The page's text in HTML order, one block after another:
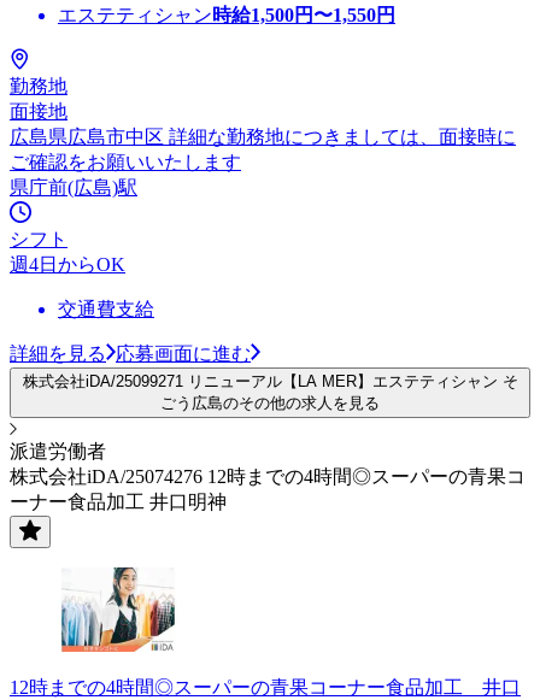
エステティシャン時給1,500円〜1,550円
勤務地
面接地
広島県広島市中区 詳細な勤務地につきましては、面接時に
ご確認をお願いいたします
県庁前(広島)駅
シフト
週4日からOK
交通費支給
詳細を見る 応募画面に進む
株式会社iDA/25099271 リニューアル【LA MER】エステティシャン そ
ごう広島のその他の求人を見る
派遣労働者
株式会社iDA/25074276 12時までの4時間◎スーパーの青果コ
ーナー食品加工 井口明神
12時までの4時間◎スーパーの青果コーナー食品加工 井口